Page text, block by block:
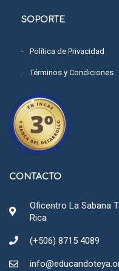
SOPORTE
Política de Privacidad
Términos y Condiciones
CONTACTO
Oficentro La Sabana
Rica
(+506) 8715 4089